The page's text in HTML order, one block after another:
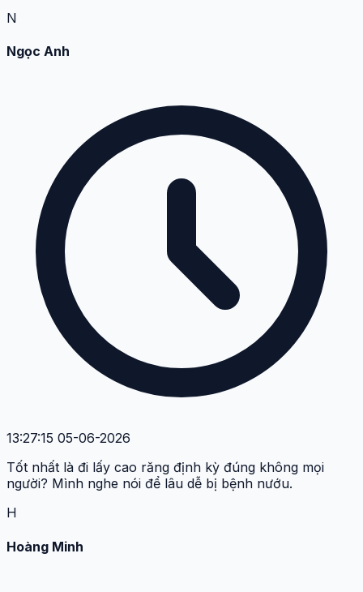
09:18:14 04-06-2026
Chủ đề hay quá! Mình cũng đang phân vân không biết
lấy cao răng có đau không và có hại gì không.